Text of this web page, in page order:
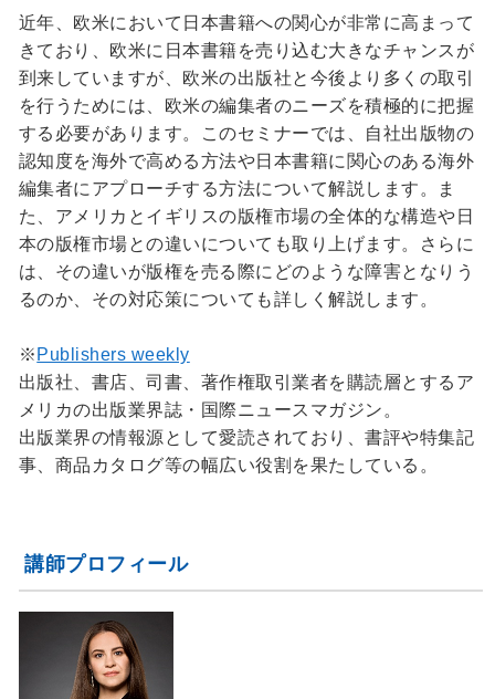
近年、欧米において日本書籍への関心が非常に高まって
きており、欧米に日本書籍を売り込む大きなチャンスが
到来していますが、欧米の出版社と今後より多くの取引
を行うためには、欧米の編集者のニーズを積極的に把握
する必要があります。このセミナーでは、自社出版物の
認知度を海外で高める方法や日本書籍に関心のある海外
編集者にアプローチする方法について解説します。ま
た、アメリカとイギリスの版権市場の全体的な構造や日
本の版権市場との違いについても取り上げます。さらに
は、その違いが版権を売る際にどのような障害となりう
るのか、その対応策についても詳しく解説します。
※ Publishers weekly
出版社、書店、司書、著作権取引業者を購読層とするア
メリカの出版業界誌・国際ニュースマガジン。
出版業界の情報源として愛読されており、書評や特集記
事、商品カタログ等の幅広い役割を果たしている。
講師プロフィール